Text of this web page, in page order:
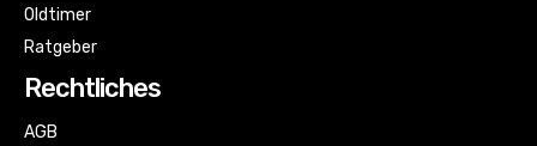
Oldtimer
Ratgeber
Rechtliches
AGB